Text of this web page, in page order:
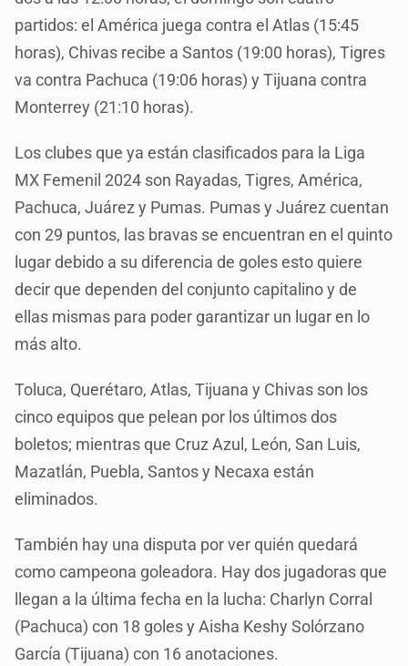
partidos: el América juega contra el Atlas (15:45
horas), Chivas recibe a Santos (19:00 horas), Tigres
va contra Pachuca (19:06 horas) y Tijuana contra
Monterrey (21:10 horas).
Los clubes que ya están clasificados para la Liga
MX Femenil 2024 son Rayadas, Tigres, América,
Pachuca, Juárez y Pumas. Pumas y Juárez cuentan
con 29 puntos, las bravas se encuentran en el quinto
lugar debido a su diferencia de goles esto quiere
decir que dependen del conjunto capitalino y de
ellas mismas para poder garantizar un lugar en lo
más alto.
Toluca, Querétaro, Atlas, Tijuana y Chivas son los
cinco equipos que pelean por los últimos dos
boletos; mientras que Cruz Azul, León, San Luis,
Mazatlán, Puebla, Santos y Necaxa están
eliminados.
También hay una disputa por ver quién quedará
como campeona goleadora. Hay dos jugadoras que
llegan a la última fecha en la lucha: Charlyn Corral
(Pachuca) con 18 goles y Aisha Keshy Solórzano
García (Tijuana) con 16 anotaciones.